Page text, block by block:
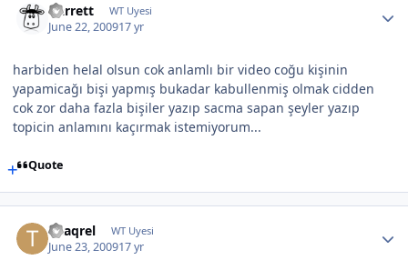
Garrett WT Uyesi
June 22, 200917 yr
harbiden helal olsun cok anlamlı bir video coğu kişinin
yapamicağı bişi yapmış bukadar kabullenmiş olmak cidden
cok zor daha fazla bişiler yazıp sacma sapan şeyler yazıp
topicin anlamını kaçırmak istemiyorum...
Quote
Thaqrel WT Uyesi
June 23, 200917 yr